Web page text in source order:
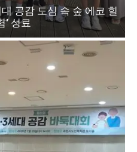
공감 도심 속 숲 에코 힐
’ 성료